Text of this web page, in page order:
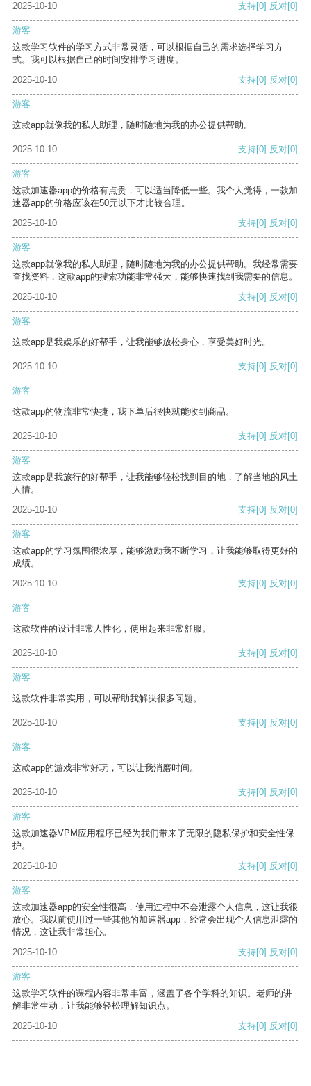
2025-10-10 支持[0] 反对[0]
游客
这款学习软件的学习方式非常灵活，可以根据自己的需求选择学习方
式。我可以根据自己的时间安排学习进度。
2025-10-10
支持[0] 反对[0]
游客
这款app就像我的私人助理，随时随地为我的办公提供帮助。
2025-10-10 支持[0] 反对[0]
游客
这款加速器app的价格有点贵，可以适当降低一些。我个人觉得，一款加
速器app的价格应该在50元以下才比较合理。
2025-10-10
支持[0] 反对[0]
游客
这款app就像我的私人助理，随时随地为我的办公提供帮助。我经常需要
查找资料，这款app的搜索功能非常强大，能够快速找到我需要的信息。
2025-10-10
支持[0] 反对[0]
游客
这款app是我娱乐的好帮手，让我能够放松身心，享受美好时光。
2025-10-10 支持[0] 反对[0]
游客
这款app的物流非常快捷，我下单后很快就能收到商品。
2025-10-10 支持[0] 反对[0]
游客
这款app是我旅行的好帮手，让我能够轻松找到目的地，了解当地的风土
人情。
2025-10-10
支持[0] 反对[0]
游客
这款app的学习氛围很浓厚，能够激励我不断学习，让我能够取得更好的
成绩。
2025-10-10
支持[0] 反对[0]
游客
这款软件的设计非常人性化，使用起来非常舒服。
2025-10-10 支持[0] 反对[0]
游客
这款软件非常实用，可以帮助我解决很多问题。
2025-10-10 支持[0] 反对[0]
游客
这款app的游戏非常好玩，可以让我消磨时间。
2025-10-10 支持[0] 反对[0]
游客
这款加速器VPM应用程序已经为我们带来了无限的隐私保护和安全性保
护。
2025-10-10
支持[0] 反对[0]
游客
这款加速器app的安全性很高，使用过程中不会泄露个人信息，这让我很
放心。我以前使用过一些其他的加速器app，经常会出现个人信息泄露的
情况，这让我非常担心。
2025-10-10
支持[0] 反对[0]
游客
这款学习软件的课程内容非常丰富，涵盖了各个学科的知识。老师的讲
解非常生动，让我能够轻松理解知识点。
2025-10-10
支持[0] 反对[0]